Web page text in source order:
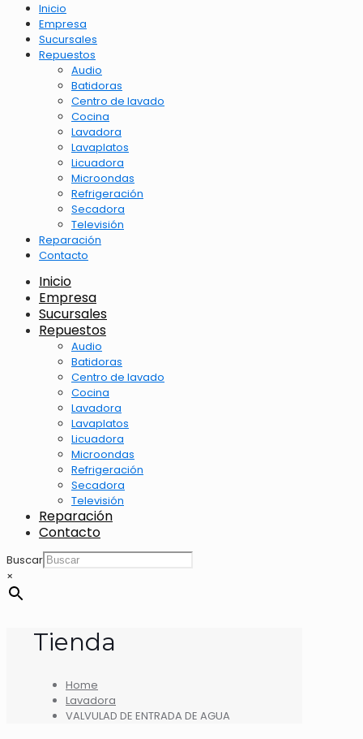
Inicio
Empresa
Sucursales
Repuestos
Audio
Batidoras
Centro de lavado
Cocina
Lavadora
Lavaplatos
Licuadora
Microondas
Refrigeración
Secadora
Televisión
Reparación
Contacto
Inicio
Empresa
Sucursales
Repuestos
Audio
Batidoras
Centro de lavado
Cocina
Lavadora
Lavaplatos
Licuadora
Microondas
Refrigeración
Secadora
Televisión
Reparación
Contacto
Buscar
×
Tienda
Home
Lavadora
VALVULAD DE ENTRADA DE AGUA